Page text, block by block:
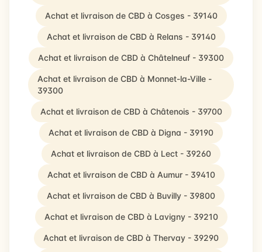
Achat et livraison de CBD à Cosges - 39140
Achat et livraison de CBD à Relans - 39140
Achat et livraison de CBD à Châtelneuf - 39300
Achat et livraison de CBD à Monnet-la-Ville -
39300
Achat et livraison de CBD à Châtenois - 39700
Achat et livraison de CBD à Digna - 39190
Achat et livraison de CBD à Lect - 39260
Achat et livraison de CBD à Aumur - 39410
Achat et livraison de CBD à Buvilly - 39800
Achat et livraison de CBD à Lavigny - 39210
Achat et livraison de CBD à Thervay - 39290